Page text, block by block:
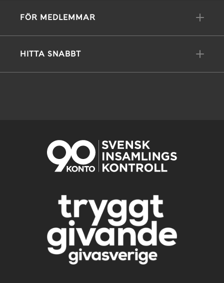
FÖR MEDLEMMAR
HITTA SNABBT